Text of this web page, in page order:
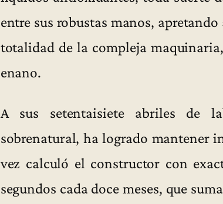
entre sus robustas manos,
totalidad de la compleja
enano.
A sus setentaisiete abriles de
sobrenatural, ha logrado mantener
vez calculó el constructor con
segundos cada doce meses, que